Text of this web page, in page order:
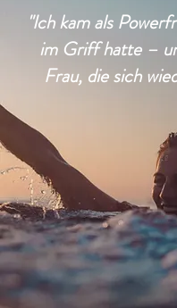
"Ich kam als
im Griff hatte –
Frau, die sich